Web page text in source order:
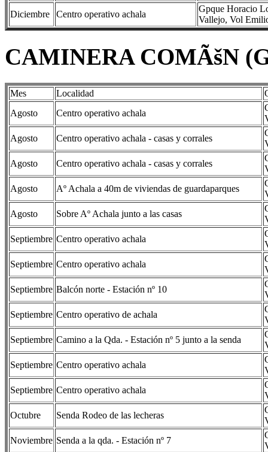
Diciembre
Centro operativo achala
Gpque Horacio
Vallejo, Vol
CAMINERA COMÃšN
Mes Localidad
Agosto
Centro operativo achala
Agosto
Centro operativo achala - casas y corrales
Agosto
Centro operativo achala - casas y corrales
Agosto
Aº Achala a 40m de viviendas de guardaparques
Agosto
Sobre Aº Achala junto a las casas
Septiembre Centro operativo achala
Septiembre Centro operativo achala
Septiembre Balcón norte - Estación nº 10
Septiembre Centro operativo de achala
Septiembre Camino a la Qda. - Estación nº 5 junto a la senda
Septiembre Centro operativo achala
Septiembre Centro operativo achala
Octubre
Senda Rodeo de las lecheras
Noviembre Senda a la qda. - Estación nº 7